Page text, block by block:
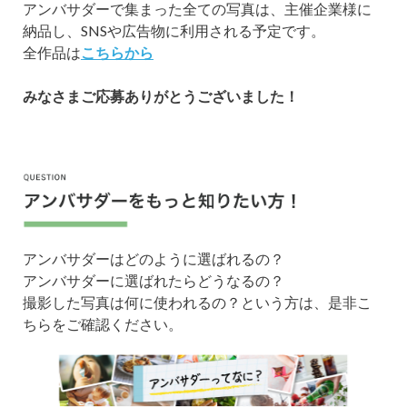
アンバサダーで集まった全ての写真は、主催企業様に
納品し、SNSや広告物に利用される予定です。
全作品はこちらから
みなさまご応募ありがとうございました！
アンバサダーはどのように選ばれるの？
アンバサダーに選ばれたらどうなるの？
撮影した写真は何に使われるの？という方は、是非こ
ちらをご確認ください。